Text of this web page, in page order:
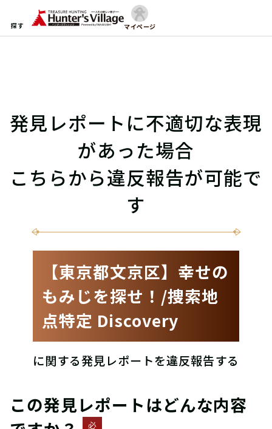
探す マイページ
発見レポートに不適切な表現
があった場合
こちらから違反報告が可能で
す
【東京都文京区】幸せの
もみじを探せ！/捜索地
点特定 Discovery
に関する発見レポートを違反報告する
この発見レポートはどんな内容
必